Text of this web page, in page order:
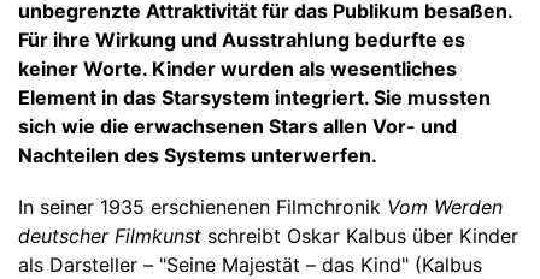
unbegrenzte Attraktivität für das Publikum besaßen.
Für ihre Wirkung und Ausstrahlung bedurfte es
keiner Worte. Kinder wurden als wesentliches
Element in das Starsystem integriert. Sie mussten
sich wie die erwachsenen Stars allen Vor- und
Nachteilen des Systems unterwerfen.
In seiner 1935 erschienenen Filmchronik Vom Werden
deutscher Filmkunst schreibt Oskar Kalbus über Kinder
als Darsteller – "Seine Majestät – das Kind" (Kalbus